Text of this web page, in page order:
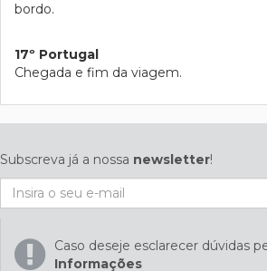
bordo.
17º Portugal
Chegada e fim da viagem.
Subscreva já a nossa newsletter!
Caso deseje esclarecer dúvidas
Informações